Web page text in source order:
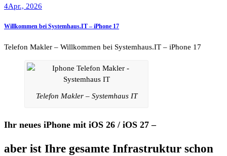
4Apr., 2026
Willkommen bei Systemhaus.IT – iPhone 17
Telefon Makler – Willkommen bei Systemhaus.IT – iPhone 17
Telefon Makler – Systemhaus IT
Ihr neues iPhone mit iOS 26 / iOS 27 –
aber ist Ihre gesamte Infrastruktur schon